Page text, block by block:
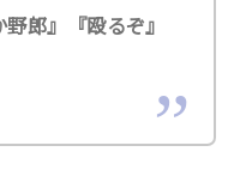
郎』『殴るぞ』